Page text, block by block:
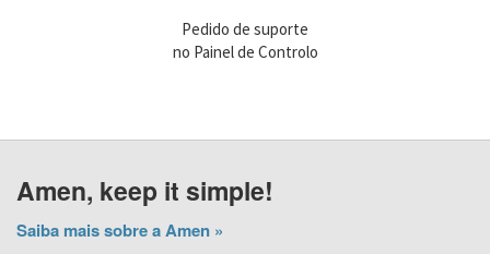
Pedido de suporte
no Painel de Controlo
Amen, keep it simple!
Saiba mais sobre a Amen »